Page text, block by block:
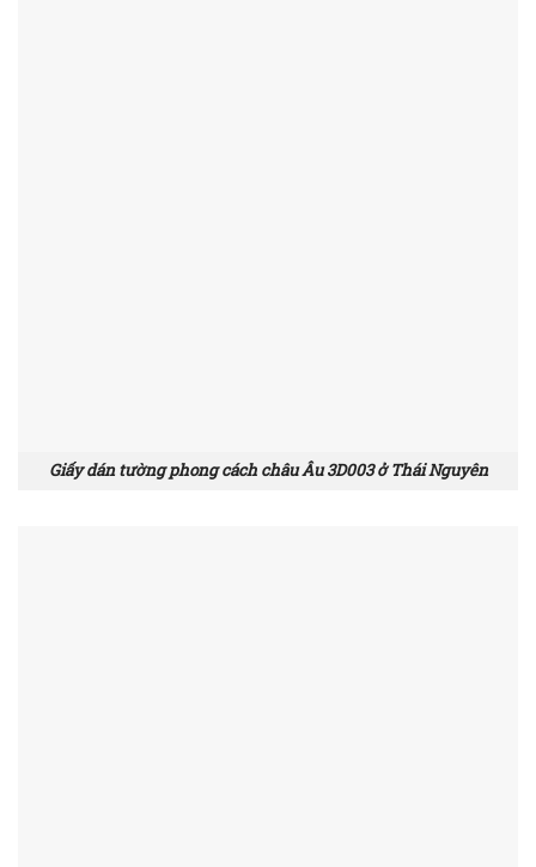
Giấy dán tường phong cách châu Âu 3D003 ở Thái Nguyên